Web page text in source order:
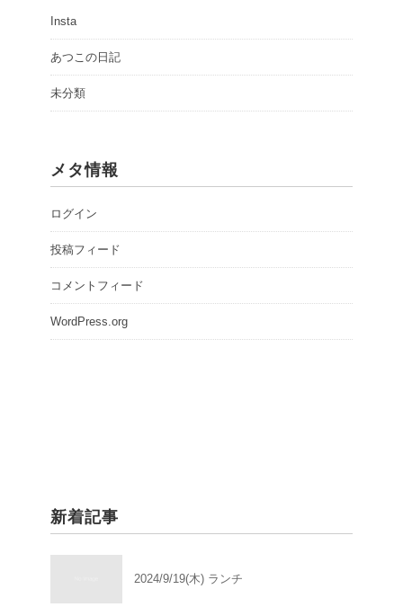
Insta
あつこの日記
未分類
メタ情報
ログイン
投稿フィード
コメントフィード
WordPress.org
新着記事
2024/9/19(木) ランチ